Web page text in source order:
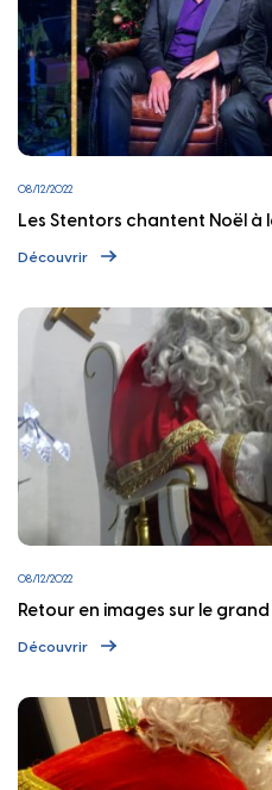
08/12/2022
Les Stentors chantent Noël à
Découvrir
08/12/2022
Retour en images sur le
Découvrir